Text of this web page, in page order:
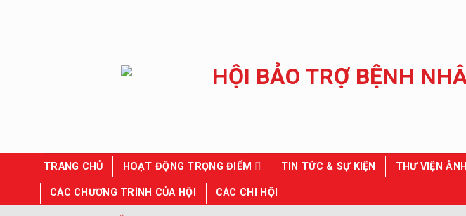
TRANG CHỦ HOẠT ĐỘNG TRỌNG ĐIỂM TIN TỨC & SỰ KIỆN THƯ VIỆN ẢNH
CÁC CHƯƠNG TRÌNH CỦA HỘI CÁC CHI HỘI